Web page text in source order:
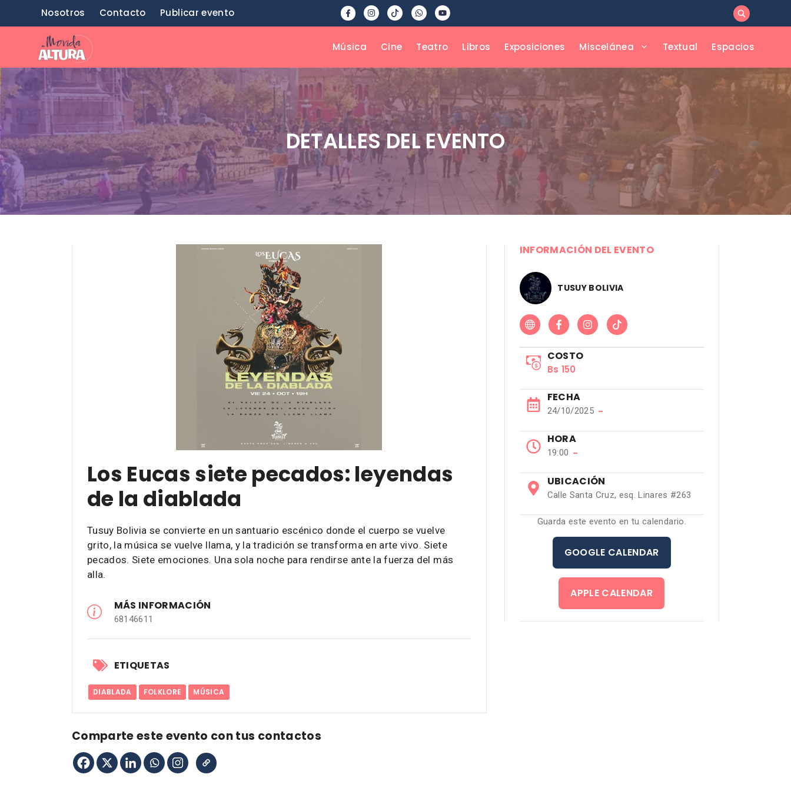
Nosotros Contacto Publicar evento
Música Cine Teatro Libros Exposiciones Miscelánea Textual Espacios
DETALLES DEL EVENTO
Los Eucas siete pecados: leyendas
de la diablada
Tusuy Bolivia se convierte en un santuario escénico donde el cuerpo se vuelve
grito, la música se vuelve llama, y la tradición se transforma en arte vivo. Siete
pecados. Siete emociones. Una sola noche para rendirse ante la fuerza del más
alla.
MÁS INFORMACIÓN
68146611
ETIQUETAS
DIABLADA FOLKLORE MÚSICA
INFORMACIÓN DEL EVENTO
TUSUY BOLIVIA
COSTO
Bs 150
FECHA
24/10/2025 −
HORA
19:00 −
UBICACIÓN
Calle Santa Cruz, esq. Linares #263
Guarda este evento en tu calendario.
GOOGLE CALENDAR
APPLE CALENDAR
Comparte este evento con tus contactos